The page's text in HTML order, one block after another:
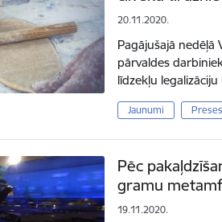
20.11.2020.
Pagājušajā nedēļā
pārvaldes
līdzekļu
Jaunumi
Pēc
gramu
19.11.2020.